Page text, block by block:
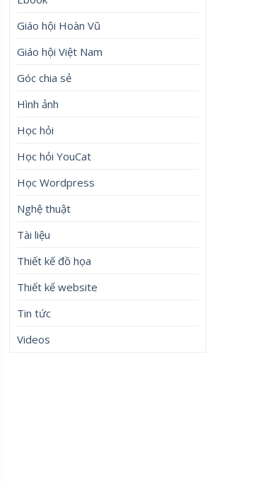
Giáo hội Hoàn Vũ
Giáo hội Việt Nam
Góc chia sẻ
Hình ảnh
Học hỏi
Học hỏi YouCat
Học Wordpress
Nghệ thuật
Tài liệu
Thiết kế đồ họa
Thiết kế website
Tin tức
Videos